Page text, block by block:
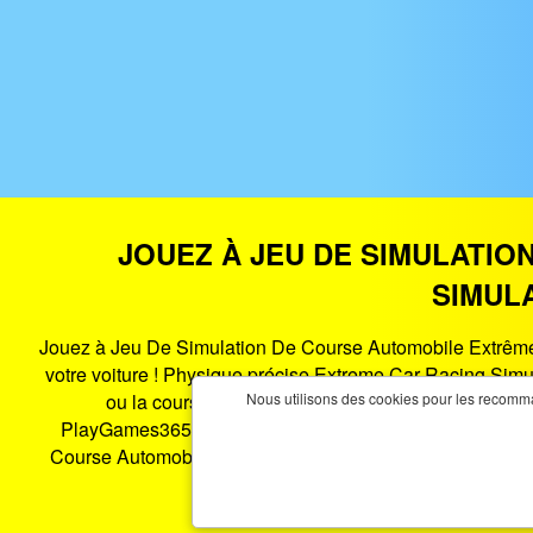
JOUEZ À JEU DE
Jouez à Jeu De Simulation De Course Automobile
votre voiture ! Physique précise.Extreme Car Racing
ou la course d’autres véhicules rivaux, de sorte
PlayGames365.com vous offre le meilleur
Course Automobile Extrême 2019 est un jeu HTML5
Nous utilisons des cookies pour les